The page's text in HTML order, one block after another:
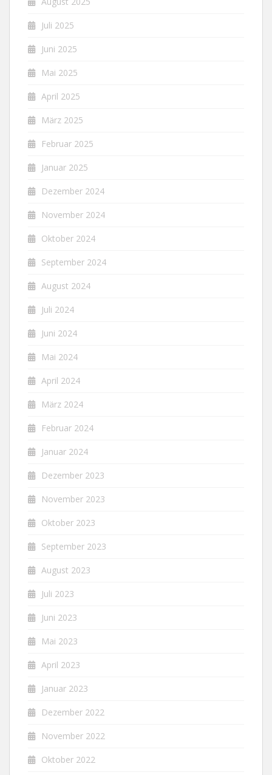
Juli 2025
Juni 2025
Mai 2025
April 2025
März 2025
Februar 2025
Januar 2025
Dezember 2024
November 2024
Oktober 2024
September 2024
August 2024
Juli 2024
Juni 2024
Mai 2024
April 2024
März 2024
Februar 2024
Januar 2024
Dezember 2023
November 2023
Oktober 2023
September 2023
August 2023
Juli 2023
Juni 2023
Mai 2023
April 2023
Januar 2023
Dezember 2022
November 2022
Oktober 2022